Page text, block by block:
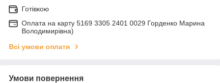
Готівкою
Оплата на карту 5169 3305 2401 0029 Горденко Марина
Володимирівна)
Всі умови оплати
Умови повернення